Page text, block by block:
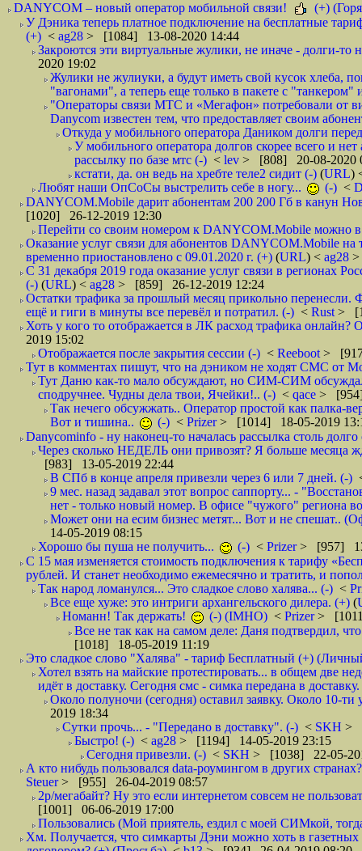
DANYCOM – новый оператор мобильной связи!
(+)
У Дэника теперь платное подключение на бесплатные
(+) < ag28 > [1084] 13-08-2020 14:44
Закроются эти виртуальные жулики, не иначе - долги-то
2020 19:02
Жулики не жулиуки, а будут иметь свой кусок хлеба,
"вагонами", а теперь еще только в пакете с
"Операторы связи МТС и «Мегафон» потребовали от
Danycom известен тем, что предоставляет своим
Откуда у мобильного оператора Даником долги
У мобильного оператора долгов скорее всего и
рассылку по базе мтс (-) < lev > [808] 20-08-2020
кстати, да. он ведь на хребте теле2 сидит (-) (URL)
Любят наши ОпСоСы выстрелить себе в ногу...
(-) <
DANYCOM.Mobile дарит абонентам 200 200 Гб в канун
[1020] 26-12-2019 12:30
Перейти со своим номером к DANYCOM.Mobile можно в
Оказание услуг связи для абонентов DANYCOM.Mobile
временно приостановлено с 09.01.2020 г. (+) (URL) < ag28 >
С 31 декабря 2019 года оказание услуг связи в регионах
(-) (URL) < ag28 > [859] 26-12-2019 12:24
Остатки трафика за прошлый месяц прикольно
ещё и гиги в минуты все перевёл и потратил. (-) < Rust >
Хоть у кого то отображается в ЛК расход трафика
2019 15:02
Отображается после закрытия сессии (-) < Reeboot >
Тут в комментах пишут, что на дэником не ходят СМС от
Тут Даню как-то мало обсуждают, но СИМ-СИМ
сподручнее. Чудны дела твои, Ячейки!.. (-) < qace > [954]
Так нечего обсужжать.. Оператор простой как палка-
Вот и тишина..
(-) < Prizer> [1014] 18-05-2019
Danycominfo - ну наконец-то началась рассылка столь
Через сколько НЕДЕЛЬ они привозят? Я больше месяца
[983] 13-05-2019 22:44
В СПб в конце апреля привезли через 6 или 7 дней. (-)
9 мес. назад задавал этот вопрос саппорту... -
нет - только новый номер. В офисе "чужого" региона
Может они на есим бизнес метят... Вот и не спешат..
14-05-2019 08:15
Хорошо бы пуша не получить...
(-) < Prizer> [957]
С 15 мая изменяется стоимость подключения к тарифу
рублей. И станет необходимо ежемесячно и тратить, и
Так народ ломанулся... Это сладкое слово халява... (-) <
Все еще хуже: это интриги архангельского дилера. (+) (
Номанн! Так держать!
(-) (IMHO) < Prizer>
Все не так как на самом деле: Даня подтвердил,
[1018] 18-05-2019 11:19
Это сладкое слово "Халява" - тариф Бесплатный (+)
Хотел взять на майские протестировать... в общем две
идёт в доставку. Сегодня смс - симка передана в
Около полуночи (сегодня) оставил заявку. Около 10-ти
2019 18:34
Сутки прочь... - "Передано в доставку". (-) < SKH >
Быстро! (-) < ag28 > [1194] 14-05-2019 23:15
Сегодня привезли. (-) < SKH > [1038] 22-05-
А кто нибудь пользовался data-роумингом в других
Steuer> [955] 26-04-2019 08:57
2р/мегабайт? Ну это если интернетом совсем не
[1001] 06-06-2019 17:00
Пользовались (Мой приятель, ездил с моей СИМкой,
Хм. Получается, что симкарты Дэни можно хоть в газетных